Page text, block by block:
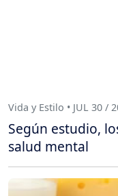
Vida y Estilo • JUL 30 /
Según estudio,
salud mental